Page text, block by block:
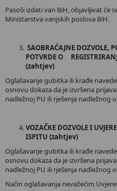
Pasoši izdati van BiH, objavljivat će
Ministarstva vanjskih poslova BiH.
SAOBRAĆAJNE DOZVOLE,
POTVRDE O
(zahtjev)
Oglašavanje gubitka ili krađe
osnovu dokaza da je izvršena
nadležnoj PU ili rješenja nadležnog
VOZAČKE DOZVOLE I
ISPITU (zahtjev)
Oglašavanje gubitka ili krađe
osnovu dokaza da je izvršena
nadležnoj PU ili rješenja nadležnog
Način oglašavanja nevažećim